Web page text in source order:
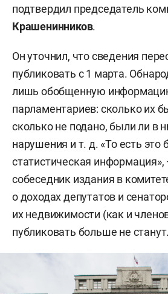
подтвердил председатель
Крашенинников.
Он уточнил, что сведения
публиковать с 1 марта.
лишь обобщенную
парламентариев: сколько их
сколько не подано, были ли в
нарушения и т. д. «То есть это
статистическая
собеседник издания в
о доходах депутатов и
их недвижимости (как и
публиковать больше не станут.